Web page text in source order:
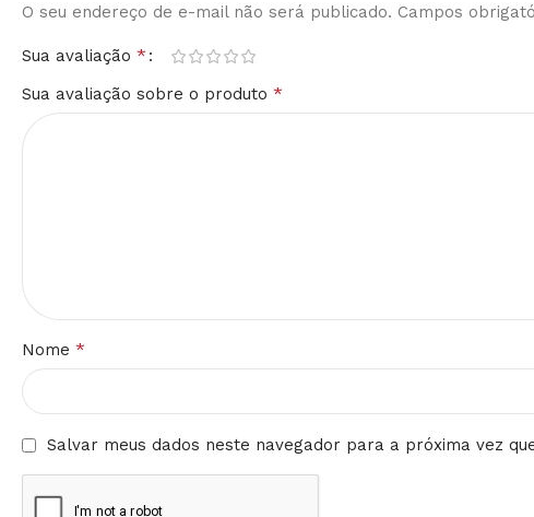
O seu endereço de e-mail não será publicado. Campos
Sua avaliação *
Sua avaliação sobre o produto *
Nome *
Salvar meus dados neste navegador para a próxima vez
Alternative: